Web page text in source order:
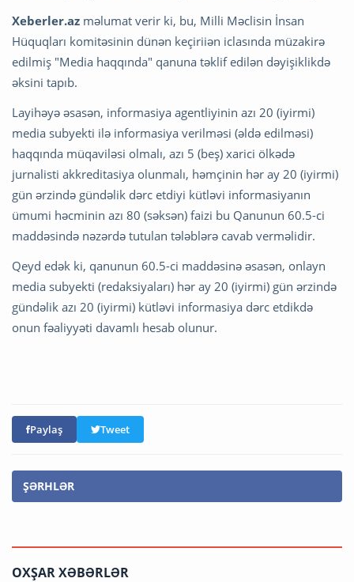
Xeberler.az məlumat verir ki, bu, Milli Məclisin İnsan
Hüquqları komitəsinin dünən keçiriiən iclasında müzakirə
edilmiş "Media haqqında" qanuna təklif edilən dəyişiklikdə
əksini tapıb.
Layihəyə əsasən, informasiya agentliyinin azı 20 (iyirmi)
media subyekti ilə informasiya verilməsi (əldə edilməsi)
haqqında müqaviləsi olmalı, azı 5 (beş) xarici ölkədə
jurnalisti akkreditasiya olunmalı, həmçinin hər ay 20 (iyirmi)
gün ərzində gündəlik dərc etdiyi kütləvi informasiyanın
ümumi həcminin azı 80 (səksən) faizi bu Qanunun 60.5-ci
maddəsində nəzərdə tutulan tələblərə cavab verməlidir.
Qeyd edək ki, qanunun 60.5-ci maddəsinə əsasən, onlayn
media subyekti (redaksiyaları) hər ay 20 (iyirmi) gün ərzində
gündəlik azı 20 (iyirmi) kütləvi informasiya dərc etdikdə
onun fəaliyyəti davamlı hesab olunur.
Paylaş Tweet
ŞƏRHLƏR
OXŞAR XƏBƏRLƏR